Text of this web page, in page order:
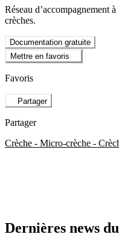
Réseau d’accompagnement
crèches.
Documentation gratuite
Mettre en favoris
Favoris
Partager
Partager
Crèche - Micro-crèche -
Dernières news